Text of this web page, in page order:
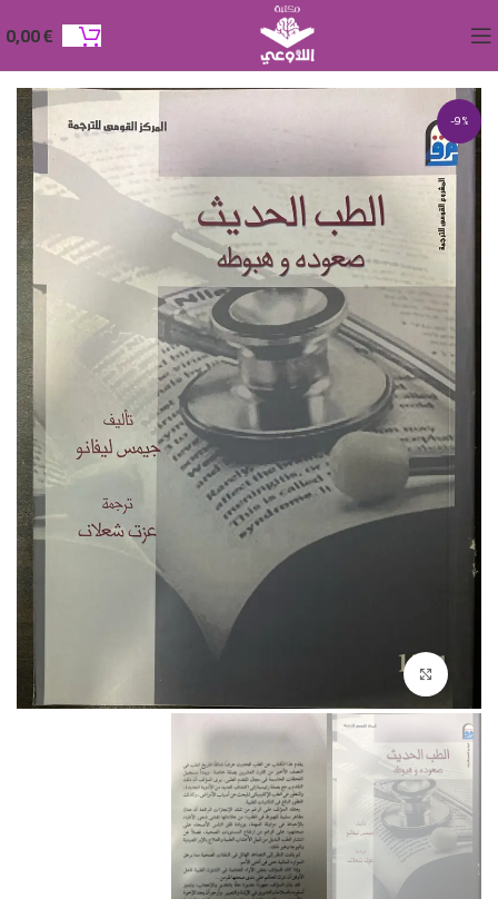
0,00€
-9%
Click to enlarge